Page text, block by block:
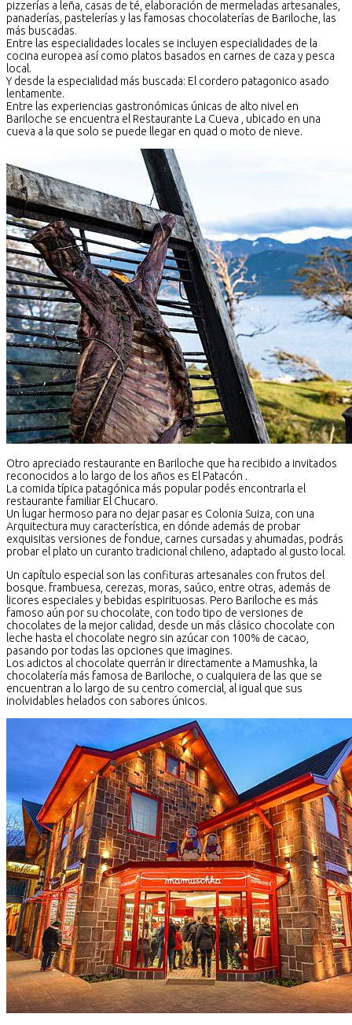
pizzerías a leña, casas de té, elaboración de mermeladas artesanales,
panaderías, pastelerías y las famosas chocolaterías de Bariloche, las
más buscadas.
Entre las especialidades locales se incluyen especialidades de la
cocina europea así como platos basados en carnes de caza y pesca
local.
Y desde la especialidad más buscada: El cordero patagonico asado
lentamente.
Entre las experiencias gastronómicas únicas de alto nivel en
Bariloche se encuentra el Restaurante La Cueva , ubicado en una
cueva a la que solo se puede llegar en quad o moto de nieve.
Otro apreciado restaurante en Bariloche que ha recibido a invitados
reconocidos a lo largo de los años es El Patacón .
La comida típica patagónica más popular podés encontrarla el
restaurante familiar El Chucaro.
Un lugar hermoso para no dejar pasar es Colonia Suiza, con una
Arquitectura muy característica, en dónde además de probar
exquisitas versiones de fondue, carnes cursadas y ahumadas, podrás
probar el plato un curanto tradicional chileno, adaptado al gusto local.
Un capítulo especial son las confituras artesanales con frutos del
bosque. frambuesa, cerezas, moras, saúco, entre otras, además de
licores especiales y bebidas espirituosas. Pero Bariloche es más
famoso aún por su chocolate, con todo tipo de versiones de
chocolates de la mejor calidad, desde un más clásico chocolate con
leche hasta el chocolate negro sin azúcar con 100% de cacao,
pasando por todas las opciones que imagines.
Los adictos al chocolate querrán ir directamente a Mamushka, la
chocolatería más famosa de Bariloche, o cualquiera de las que se
encuentran a lo largo de su centro comercial, al igual que sus
inolvidables helados con sabores únicos.